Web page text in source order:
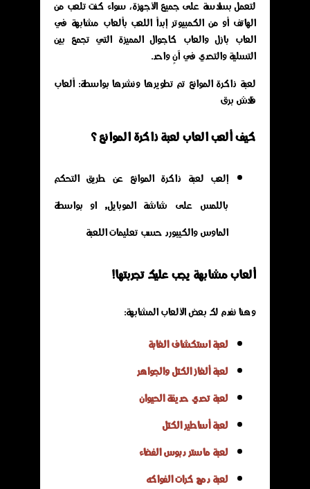
لتعمل بسلاسة على جميع الأجهزة، سواء كنت تلعب من
الهاتف أو من الكمبيوتر إبدأ اللعب بألعاب مشابهة في
العاب بازل والعاب كاجوال المميزة التي تجمع بين
التسلية والتحدي في آنٍ واحد.
لعبة ذاكرة الموانع تم تطويرها ونشرها بواسطة: ألعاب
فلاش برق
كيف ألعب العاب لعبة ذاكرة الموانع ؟
إلعب لعبة ذاكرة الموانع عن طريق التحكم
باللمس على شاشة الموبايل, او بواسطة
الماوس والكيبورد حسب تعليمات اللعبة
ألعاب مشابهة يجب عليك تجربتها!
وهنا نفدم لك بعض الألعاب المشابهة:
لعبة استكشاف الغابة
لعبة ألغاز الكتل والجواهر
لعبة تحدي حديقة الحيوان
لعبة أساطير الكتل
لعبة ماستر دبوس الفضاء
لعبة دمج كرات الفواكه